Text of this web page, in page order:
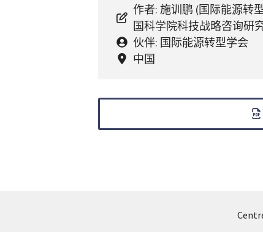
作者: 施训鹏 (国际能源转
国科学院科技战略咨询研
伙伴: 国际能源转型学会
中国